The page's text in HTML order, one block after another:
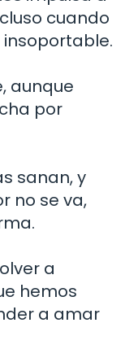
cuando
aunque
por
sanan, y
no se va,
a
hemos
a amar